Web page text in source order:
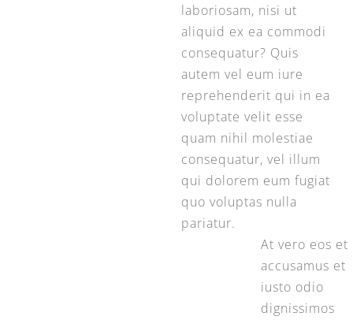
laboriosam, nisi ut
aliquid ex ea commodi
consequatur? Quis
autem vel eum iure
reprehenderit qui in ea
voluptate velit esse
quam nihil molestiae
consequatur, vel illum
qui dolorem eum fugiat
quo voluptas nulla
pariatur.
At vero eos et
accusamus et
iusto odio
dignissimos